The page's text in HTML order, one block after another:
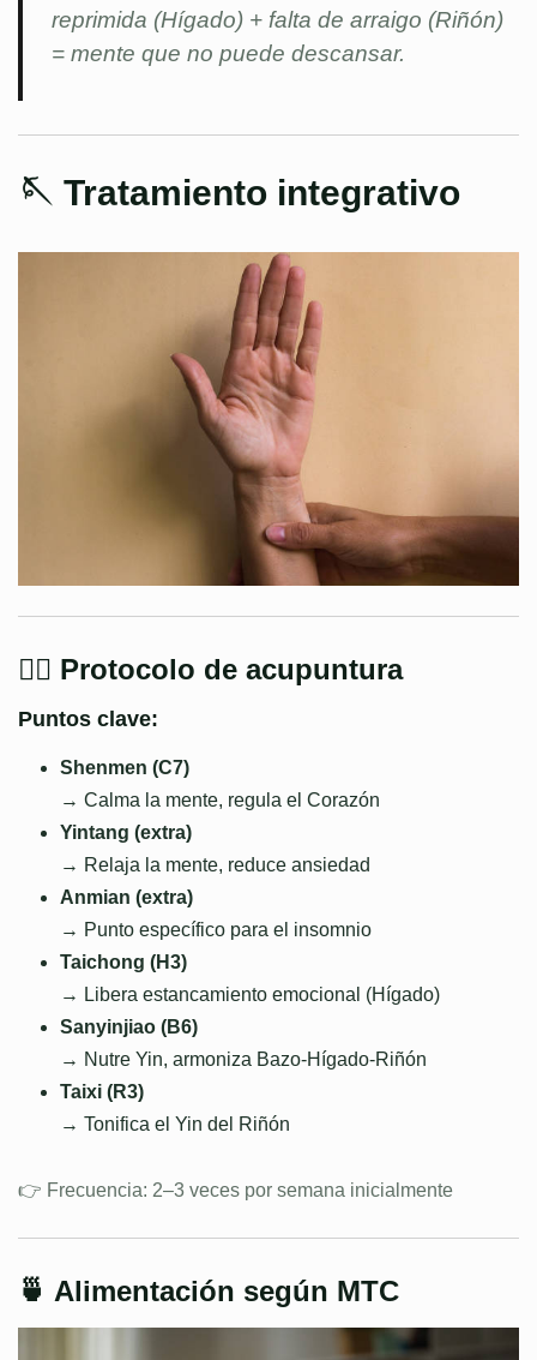
reprimida (Hígado) + falta de arraigo (Riñón)
= mente que no puede descansar.
🪡 Tratamiento integrativo
🧍‍♂️ Protocolo de acupuntura
Puntos clave:
Shenmen (C7)
→ Calma la mente, regula el Corazón
Yintang (extra)
→ Relaja la mente, reduce ansiedad
Anmian (extra)
→ Punto específico para el insomnio
Taichong (H3)
→ Libera estancamiento emocional (Hígado)
Sanyinjiao (B6)
→ Nutre Yin, armoniza Bazo-Hígado-Riñón
Taixi (R3)
→ Tonifica el Yin del Riñón
👉 Frecuencia: 2–3 veces por semana inicialmente
🍵 Alimentación según MTC